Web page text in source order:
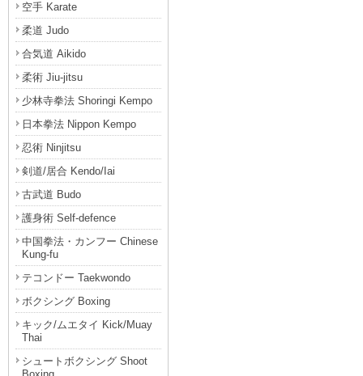
空手 Karate
柔道 Judo
合気道 Aikido
柔術 Jiu-jitsu
少林寺拳法 Shoringi Kempo
日本拳法 Nippon Kempo
忍術 Ninjitsu
剣道/居合 Kendo/Iai
古武道 Budo
護身術 Self-defence
中国拳法・カンフー Chinese
Kung-fu
テコンドー Taekwondo
ボクシング Boxing
キック/ムエタイ Kick/Muay
Thai
シュートボクシング Shoot